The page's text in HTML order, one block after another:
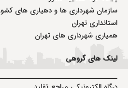
سازمان شهرداری ها و دهیاری های
استانداری تهران
همیاری شهرداری های تهران
لینک های گروهی